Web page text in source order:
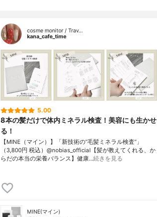
cosme monitor / Trav…
kana_cafe_time
5.00
8本の髪だけで体内ミネラル検査！美容にも生かせ
る！
【MINE（マイン）】「新技術の”毛髪ミネラル検査”」
（3,800円 税込）@nobias_official【髪が教えてくれる、か
らだの本当の栄養バランス】健康…続きを見る
MINE(マイン)